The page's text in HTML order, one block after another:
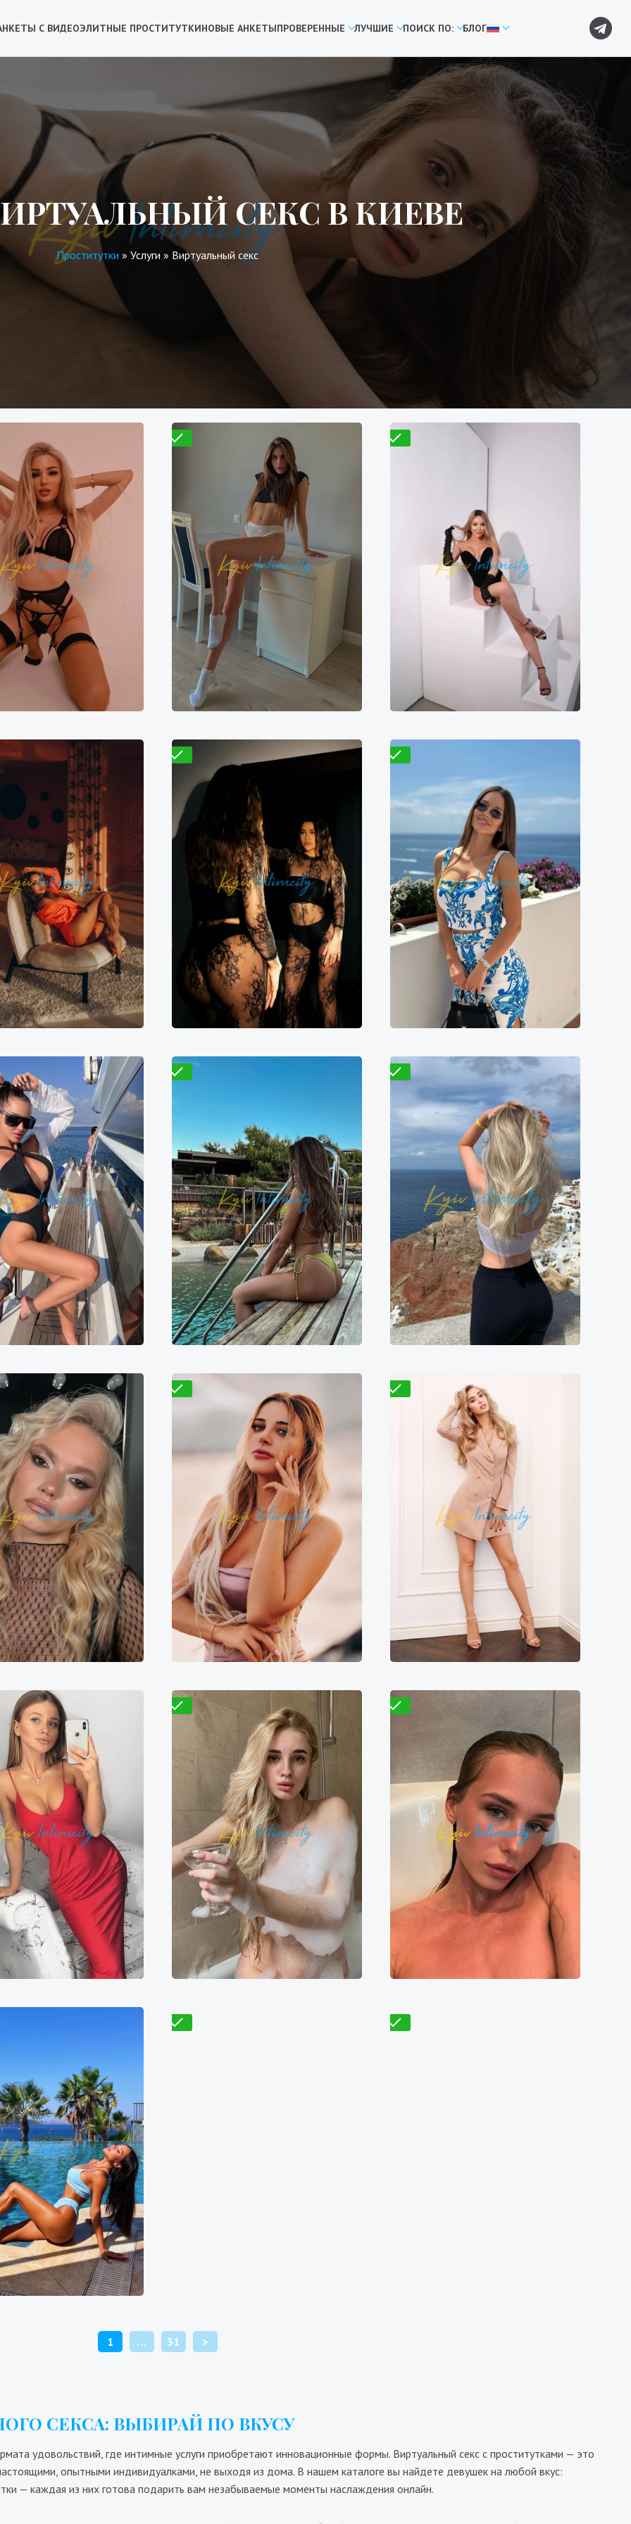
С ВИДЕОЭЛИТНЫЕ ПРОСТИТУТКИНОВЫЕ АНКЕТЫПРОВЕРЕННЫЕ ЛУЧШИЕ ПОИСК ПО: БЛОГ
СЕКС В КИЕВЕ
Проститутки »Услуги » Виртуальный секс
Лиса
11000₴
27500₴
Демиевская
Розалия
9700₴ 19400₴
48500₴
Деснянский
Кловская
Лилия
7900₴ 15800₴
39500₴
Голосеевский
Дворец спорта
Василиса
18800₴
47000₴
Золотые ворота
Мадина
8000₴ 16000₴
40000₴
Оболонский
Демиевская
Проверено
Валентина
9700₴ 19400₴
48500₴
Деснянский
Выставочный центр (ВДНХ)
Николая
16600₴
41500₴
Арсенальная
Проверено
Яна
7000₴ 14000₴
35000₴
Голосеевский
Золотые ворота
Элиза
21500₴
Деснянский
Дарница
Анна
12800₴
32000₴
Демиевская
Проверено
Галя
7200₴ 14400₴
36000₴
Днепровский
Героев Днепра
Эльза
9700₴ 19400₴
48500₴
Оболонский
Берестейская
Габриела
17400₴
43500₴
Голосеевский
центр (ВДНХ)
ПАГИНАЦИЯ
1 … 31 >
СЕКСА: ВЫБИРАЙ ПО ВКУСУ
удовольствий, где интимные услуги приобретают инновационные формы. Виртуальный секс с проститутками — это
опытными индивидуалками, не выходя из дома. В нашем каталоге вы найдете девушек на любой вкус:
— каждая из них готова подарить вам незабываемые моменты наслаждения онлайн.